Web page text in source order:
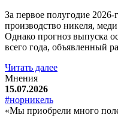
За первое полугодие
производство никеля,
Однако прогноз выпуска
всего года, объявленный
Читать далее
Мнения
15.07.2026
#норникель
«Мы приобрели много